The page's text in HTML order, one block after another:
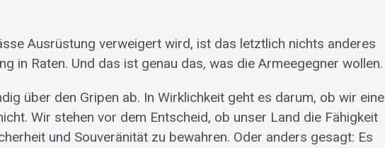
Ausrüstung verweigert wird, ist das letztlich nichts anderes
in Raten. Und das ist genau das, was die Armeegegner wollen.
über den Gripen ab. In Wirklichkeit geht es darum, ob wir eine
Wir stehen vor dem Entscheid, ob unser Land die Fähigkeit
und Souveränität zu bewahren. Oder anders gesagt: Es